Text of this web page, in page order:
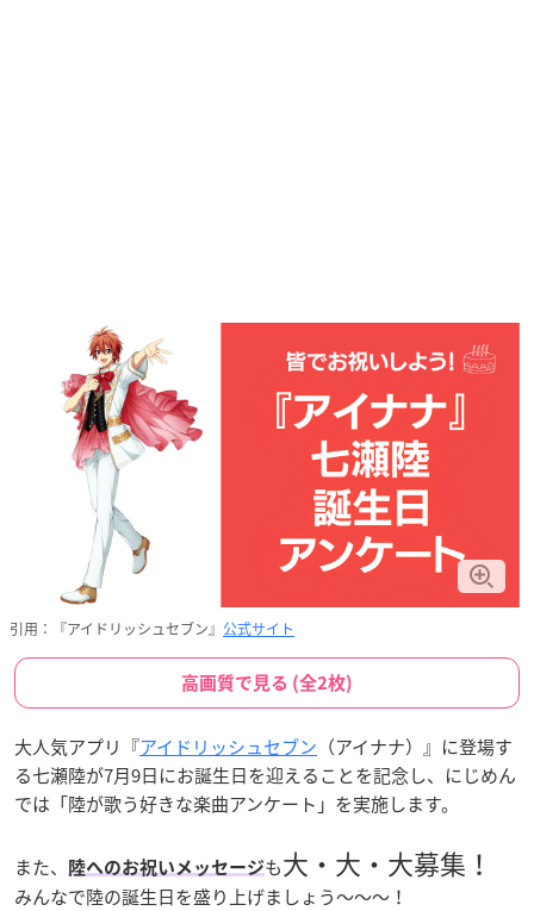
引用：『アイドリッシュセブン』 公式サイト
高画質で見る (全2枚)
大人気アプリ『アイドリッシュセブン （アイナナ）』に登場す
る七瀬陸が7月9日にお誕生日を迎えることを記念し、にじめん
では「陸が歌う好きな楽曲アンケート」を実施します。
また、 陸へのお祝いメッセージも大・大・大募集！
みんなで陸の誕生日を盛り上げましょう～～～！